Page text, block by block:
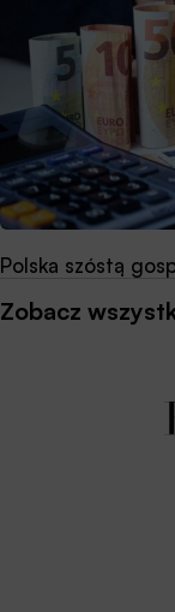
Polska szóstą
Zobacz